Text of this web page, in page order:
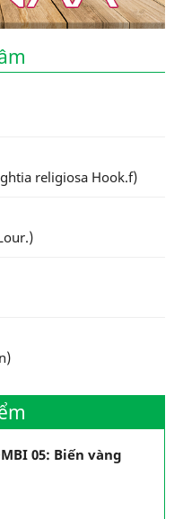
religiosa Hook.f)
05: Biến vàng